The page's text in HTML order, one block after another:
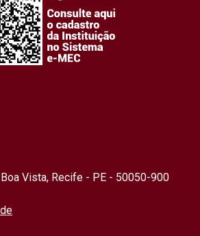
Vista, Recife - PE - 50050-900